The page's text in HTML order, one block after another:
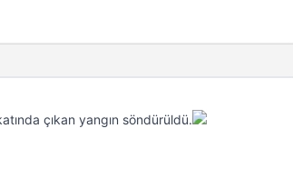
çıkan yangın söndürüldü.